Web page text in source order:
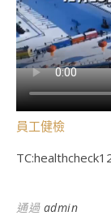
員工健檢
通過 admin